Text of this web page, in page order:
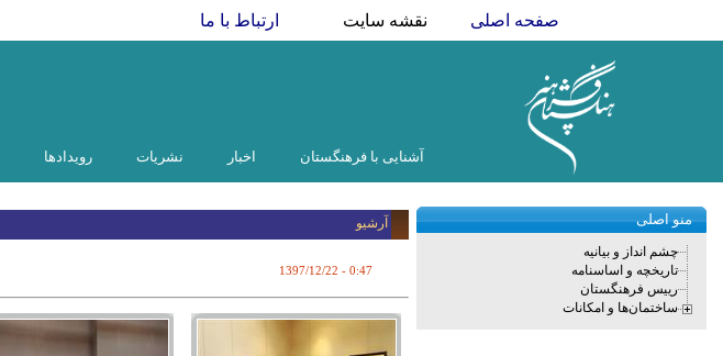
صفحه اصلی نقشه سایت ارتباط با ما
آشنایی با فرهنگستان اخبار نشریات رویدادها
آرشیو
1397/12/22 - 0:47
منو اصلی
چشم انداز و بیانیه
تاریخچه و اساسنامه
رییس فرهنگستان
ساختمان‌ها و امکانات